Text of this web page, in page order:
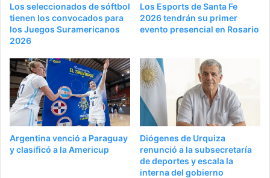
Los seleccionados de sóftbol
tienen los convocados para
los Juegos Suramericanos
2026
Los Esports de Santa Fe
2026 tendrán su primer
evento presencial en Rosario
Argentina venció a Paraguay
y clasificó a la Americup
Diógenes de Urquiza
renunció a la subsecretaría
de deportes y escala la
interna del gobierno